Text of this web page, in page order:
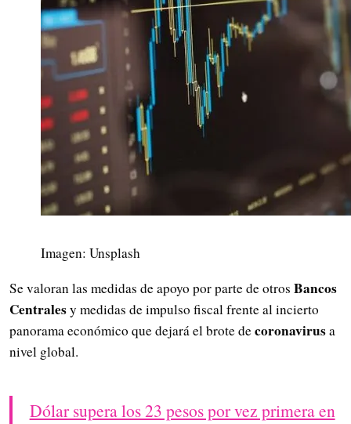
Imagen: Unsplash
Se valoran las medidas de apoyo por parte de otros Bancos
Centralesy medidas de impulso fiscal frente al incierto
panorama económico que dejará el brote decoronavirusa
nivel global.
Dólar supera los 23 pesos por vez primera en